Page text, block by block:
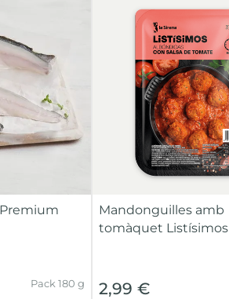
Pack 180 g
Mandonguilles amb
tomàquet Listísimos
2,99 €